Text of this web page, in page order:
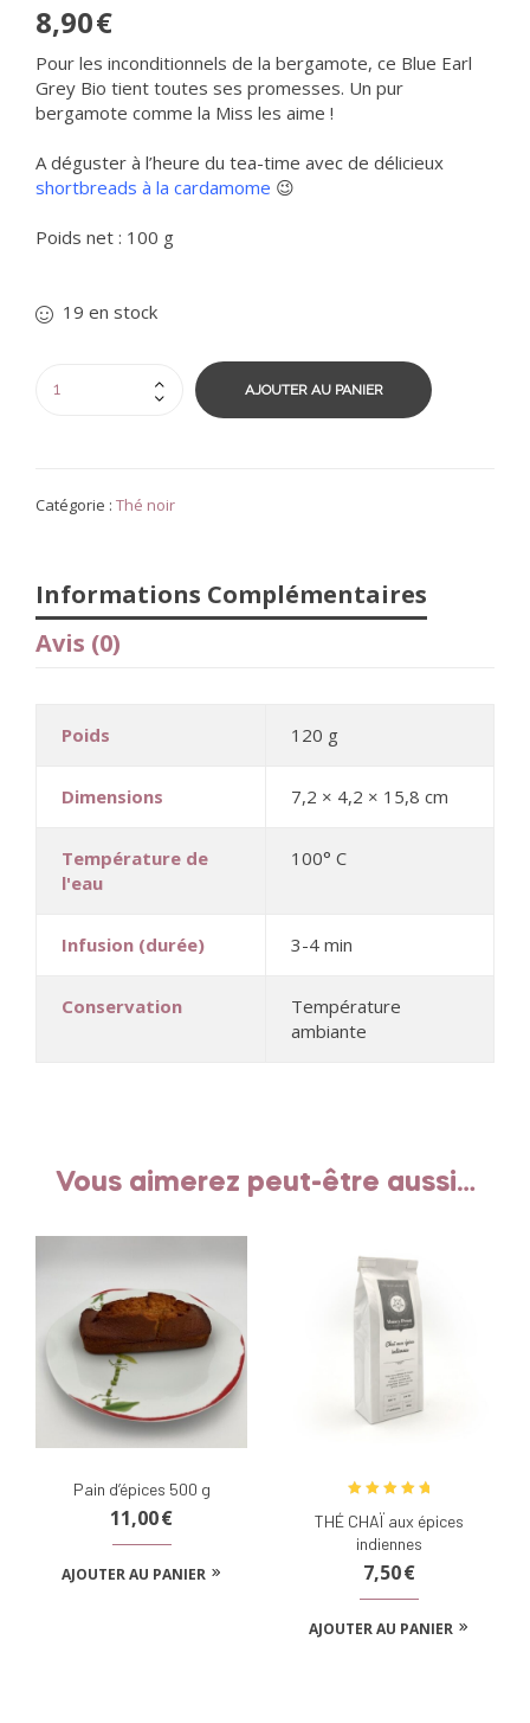
8,90€
Pour les inconditionnels de la bergamote, ce Blue Earl
Grey Bio tient toutes ses promesses. Un pur
bergamote comme la Miss les aime !
A déguster à l’heure du tea-time avec de délicieux
shortbreads à la cardamome 😉
Poids net : 100 g
19 en stock
AJOUTER AU PANIER
Catégorie : Thé noir
Informations Complémentaires
Avis (0)
Poids 120 g
Dimensions 7,2 × 4,2 × 15,8 cm
Température de
l'eau
100° C
Infusion (durée) 3-4 min
Conservation
Température
ambiante
Vous aimerez peut-être aussi…
Pain d’épices 500 g
11,00€
AJOUTER AU PANIER
sur 5
THÉ CHAÏ aux épices
indiennes
7,50€
AJOUTER AU PANIER